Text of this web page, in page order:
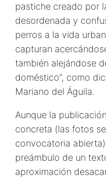
pastiche creado por
desordenada y
perros a la vida
capturan
también alejándose
doméstico”, como
Mariano del Águila.
Aunque la
concreta (las fotos
convocatoria
preámbulo de un
aproximación